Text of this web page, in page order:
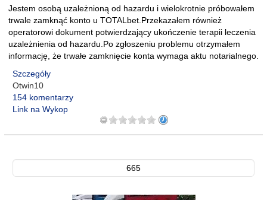
Jestem osobą uzależnioną od hazardu i wielokrotnie próbowałem
trwale zamknąć konto u TOTALbet.Przekazałem również
operatorowi dokument potwierdzający ukończenie terapii leczenia
uzależnienia od hazardu.Po zgłoszeniu problemu otrzymałem
informację, że trwałe zamknięcie konta wymaga aktu notarialnego.
Szczegóły
Otwin10
154 komentarzy
Link na Wykop
665